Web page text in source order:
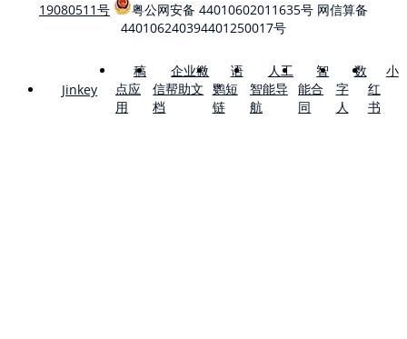
19080511号
粤公网安备 44010602011635号 网信算备
440106240394401250017号
Jinkey
稿
点应
用
企业微
信帮助文
档
语
鹦短
链
人工
智能导
航
智
能合
同
数
字
人
小
红
书